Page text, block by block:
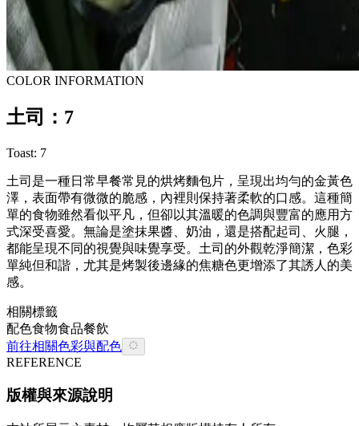
COLOR INFORMATION
土司：7
Toast: 7
土司是一種日常早餐常見的烘烤麵包片，呈現出均勻的金黃色
澤，表面帶有微微的脆感，內裡則保持著柔軟的口感。這種簡
單的食物雖然看似平凡，但卻以其溫暖的色調與豐富的應用方
式深受喜愛。無論是塗抹果醬、奶油，還是搭配起司、火腿，
都能呈現不同的視覺與味覺享受。土司的外觀乾淨簡潔，色彩
單純但和諧，尤其是烤製後邊緣的焦糖色更增添了其誘人的美
感。
相關標籤
配色食物食品餐飲
前往相關色彩與配色
REFERENCE
版權與來源說明